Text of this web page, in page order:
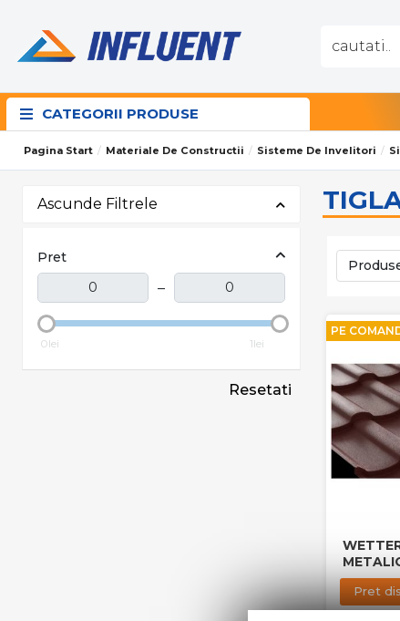
CATEGORII PRODUSE
Pagina Start Materiale De Constructii Sisteme De Invelitori
Ascunde Filtrele
Pret
–
0lei 1lei
Resetati
PE
Pret